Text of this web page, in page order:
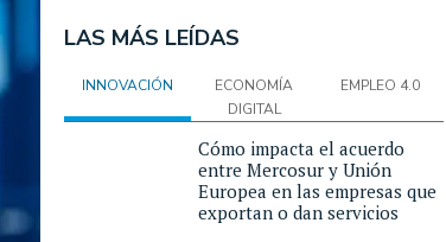
LAS MÁS LEÍDAS
INNOVACIÓN
ECONOMÍA
DIGITAL
EMPLEO 4.0
Cómo impacta el acuerdo
entre Mercosur y Unión
Europea en las empresas que
exportan o dan servicios